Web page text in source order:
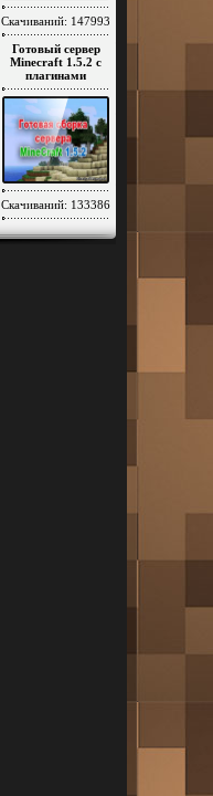
Скачиваний: 147993
Готовый сервер
Minecraft 1.5.2 c
плагинами
Скачиваний: 133386